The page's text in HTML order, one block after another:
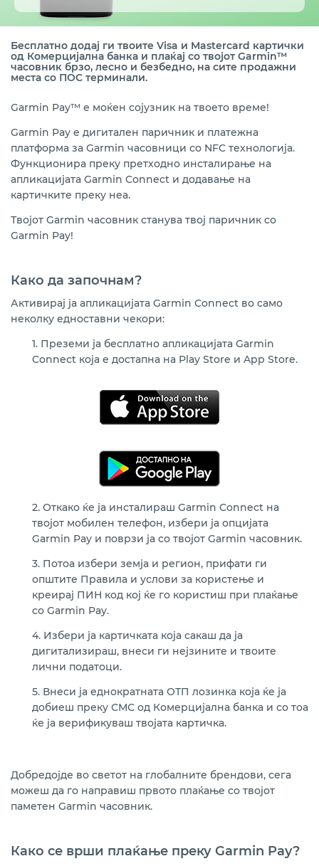
Дигитално потпишување договори
Онлајн плаќања (Е-commerce)
Портал за отворено банкарство
Бесплатно додај ги твоите Visa и Mastercard картички
од Комерцијална банка и плаќај со твојот Garmin™
часовник брзо, лесно и безбедно, на сите продажни
места со ПОС терминали.
Garmin Pay™ е моќен сојузник на твоето време!
Garmin Pay е дигитален паричник и платежна
платформа за Garmin часовници со NFC технологија.
Функционира преку претходно инсталирање на
апликацијата Garmin Connect и додавање на
картичките преку неа.
Твојот Garmin часовник станува твој паричник со
Garmin Pay!
Како да започнам?
Активирај ја апликацијата Garmin Connect во само
неколку едноставни чекори:
1. Преземи ја бесплатно апликацијата Garmin
Connect која е достапна на Play Store и App Store.
2. Откако ќе ја инсталираш Garmin Connect на
твојот мобилен телефон, избери ја опцијата
Garmin Pay и поврзи ја со твојот Garmin часовник.
3. Потоа избери земја и регион, прифати ги
општите Правила и услови за користење и
креирај ПИН код кој ќе го користиш при плаќање
со Garmin Pay.
4. Избери ја картичката која сакаш да ја
дигитализираш, внеси ги нејзините и твоите
лични податоци.
5. Внеси ја еднократната ОТП лозинка која ќе ја
добиеш преку СМС од Комерцијална банка и со тоа
ќе ја верификуваш твојата картичка.
Добредојде во светот на глобалните брендови, сега
можеш да го направиш првото плаќање со твојот
паметен Garmin часовник.
Како се врши плаќање преку Garmin Pay?